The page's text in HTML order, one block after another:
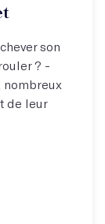
son
? -
nombreux
de leur